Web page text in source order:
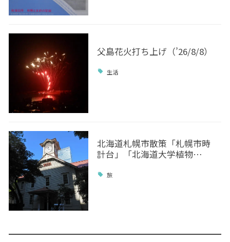
父島花火打ち上げ（’26/8/8）
生活
北海道札幌市散策「札幌市時
計台」「北海道大学植物…
旅